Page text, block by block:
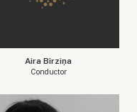
Aira Birziņa
Conductor